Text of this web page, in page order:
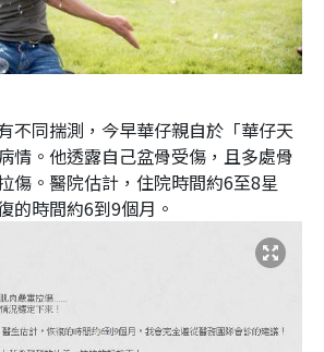
不同揣測，今早華仔親自於「華仔天
情。他透露自己盆骨受傷，且多處骨
傷。醫院估計，住院時間約6至8星
的時間約6到9個月。